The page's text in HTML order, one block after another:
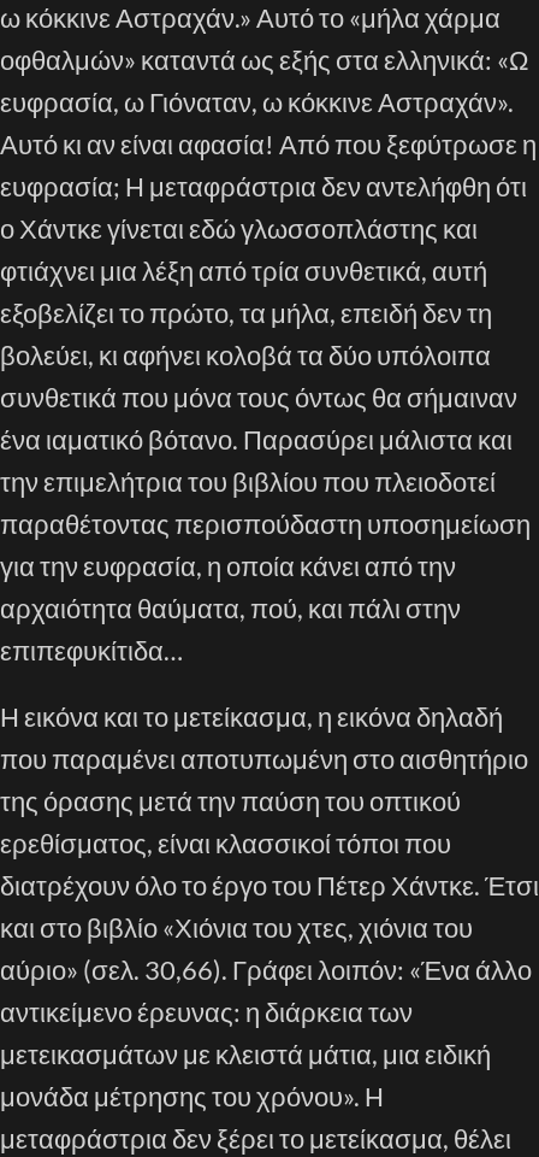
ω κόκκινε Αστραχάν.» Αυτό το «μήλα χάρμα
οφθαλμών» καταντά ως εξής στα ελληνικά: «Ω
ευφρασία, ω Γιόναταν, ω κόκκινε Αστραχάν».
Αυτό κι αν είναι αφασία! Από που ξεφύτρωσε η
ευφρασία; Η μεταφράστρια δεν αντελήφθη ότι
ο Χάντκε γίνεται εδώ γλωσσοπλάστης και
φτιάχνει μια λέξη από τρία συνθετικά, αυτή
εξοβελίζει το πρώτο, τα μήλα, επειδή δεν τη
βολεύει, κι αφήνει κολοβά τα δύο υπόλοιπα
συνθετικά που μόνα τους όντως θα σήμαιναν
ένα ιαματικό βότανο. Παρασύρει μάλιστα και
την επιμελήτρια του βιβλίου που πλειοδοτεί
παραθέτοντας περισπούδαστη υποσημείωση
για την ευφρασία, η οποία κάνει από την
αρχαιότητα θαύματα, πού, και πάλι στην
επιπεφυκίτιδα…
Η εικόνα και το μετείκασμα, η εικόνα δηλαδή
που παραμένει αποτυπωμένη στο αισθητήριο
της όρασης μετά την παύση του οπτικού
ερεθίσματος, είναι κλασσικοί τόποι που
διατρέχουν όλο το έργο του Πέτερ Χάντκε. Έτσι
και στο βιβλίο «Χιόνια του χτες, χιόνια του
αύριο» (σελ. 30,66). Γράφει λοιπόν: «Ένα άλλο
αντικείμενο έρευνας: η διάρκεια των
μετεικασμάτων με κλειστά μάτια, μια ειδική
μονάδα μέτρησης του χρόνου». Η
μεταφράστρια δεν ξέρει το μετείκασμα, θέλει